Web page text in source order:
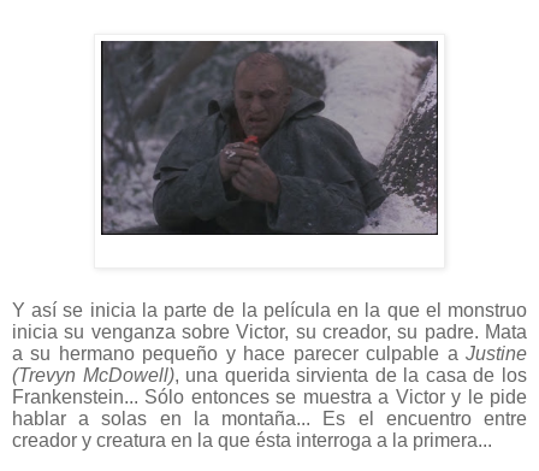
Y así se inicia la parte de la película en la que el monstruo
inicia su venganza sobre Victor, su creador, su padre. Mata
a su hermano pequeño y hace parecer culpable a Justine
(Trevyn McDowell), una querida sirvienta de la casa de los
Frankenstein... Sólo entonces se muestra a Victor y le pide
hablar a solas en la montaña... Es el encuentro entre
creador y creatura en la que ésta interroga a la primera...